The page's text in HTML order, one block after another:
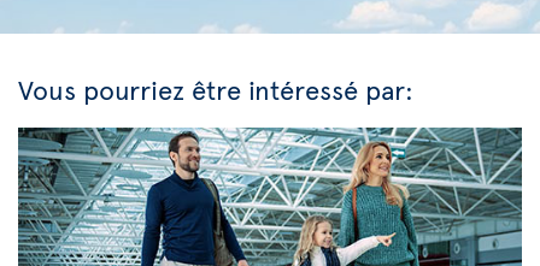
Vous pourriez être intéressé par: